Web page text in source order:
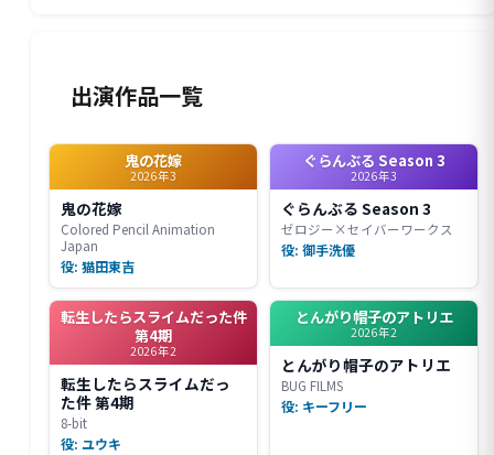
出演作品一覧
鬼の花嫁
2026年3
鬼の花嫁
Colored Pencil Animation
Japan
役: 猫田東吉
ぐらんぶる Season 3
2026年3
ぐらんぶる Season 3
ゼロジー×セイバーワークス
役: 御手洗優
転生したらスライムだった件
第4期
2026年2
転生したらスライムだっ
た件 第4期
8-bit
役: ユウキ
とんがり帽子のアトリエ
2026年2
とんがり帽子のアトリエ
BUG FILMS
役: キーフリー